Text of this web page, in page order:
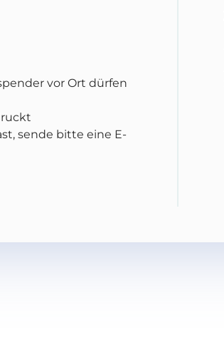
vor Ort dürfen
sende bitte eine E-